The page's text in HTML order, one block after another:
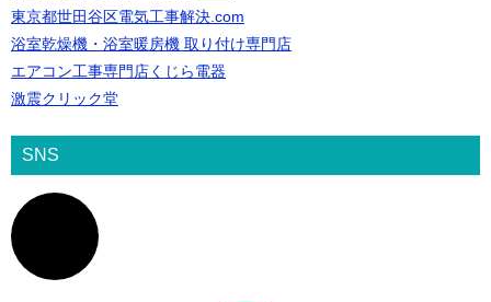
東京都世田谷区電気工事解決.com
浴室乾燥機・浴室暖房機 取り付け専門店
エアコン工事専門店くじら電器
激震クリック堂
SNS
イ
コ
ン
リ